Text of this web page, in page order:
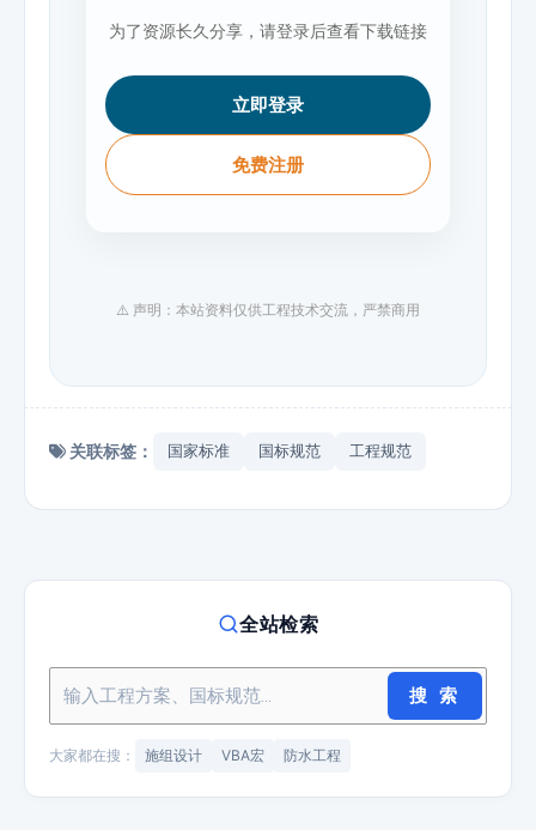
为了资源长久分享，请登录后查看下载链接
立即登录
免费注册
⚠️ 声明：本站资料仅供工程技术交流，严禁商用
关联标签： 国家标准 国标规范 工程规范
全站检索
搜 索
大家都在搜： 施组设计 VBA宏 防水工程